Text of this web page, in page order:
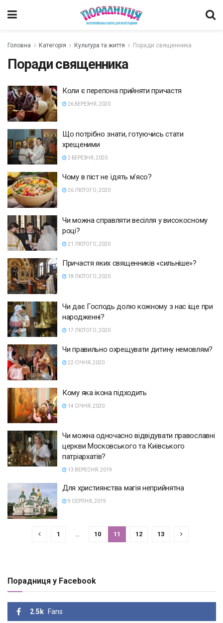
Головна Категорія Культура та життя Поради священника
Поради священника
Коли є перепона прийняти причастя
26 БЕРЕЗНЯ, 2020
Що потрібно знати, готуючись стати
хрещеними
2 БЕРЕЗНЯ, 2020
Чому в піст не їдять м’ясо?
26 ЛЮТОГО, 2020
Чи можна справляти весілля у високосному
році?
21 ЛЮТОГО, 2020
Причастя яких священників «сильніше»?
18 ЛЮТОГО, 2020
Чи дає Господь долю кожному з нас іще при
народженні?
17 ЛЮТОГО, 2020
Чи правильно охрещувати дитину немовлям?
22 СІЧНЯ, 2020
Кому яка ікона підходить
14 СІЧНЯ, 2020
Чи можна одночасно відвідувати православні
церкви Московського та Київського
патріархатів?
13 ВЕРЕСНЯ, 2019
Для християнства магія неприйнятна
9 СЕРПНЯ, 2019
1 10 11 12 13
Порадниця у Facebook
2.5k Fans